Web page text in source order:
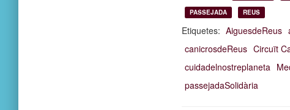
PASSEJADA REUS
Etiquetes: AiguesdeReus
canicrosdeReus Circuït
cuidadelnostreplaneta
passejadaSolidària